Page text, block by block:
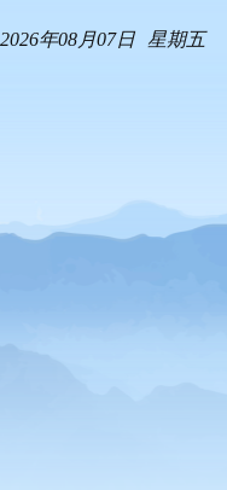
2026年08月07日 星期五